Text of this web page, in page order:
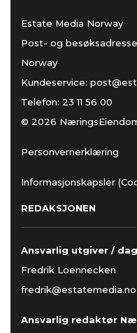
Estate Media Norway
Post- og besøksadresse
Norway
Kundeservice:
Telefon: 23 11 56 00
© 2026
Personvernerklæring
Informasjonskapsler
REDAKSJONEN
Ansvarlig utgiver /
Fredrik Loennecken
fredrik@estatemedia.no
Ansvarlig redaktør